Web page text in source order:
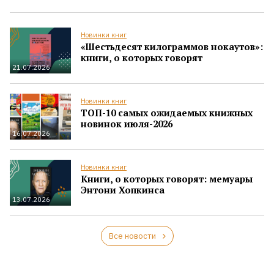
21.07.2026
Новинки книг
«Шестьдесят килограммов нокаутов»:
книги, о которых говорят
16.07.2026
Новинки книг
ТОП-10 самых ожидаемых книжных
новинок июля-2026
13.07.2026
Новинки книг
Книги, о которых говорят: мемуары
Энтони Хопкинса
Все новости